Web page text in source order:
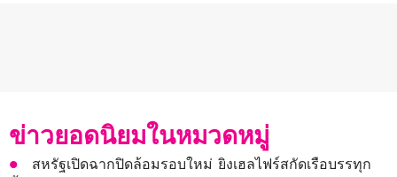
ข่าวยอดนิยมในหมวดหมู่
สหรัฐเปิดฉากปิดล้อมรอบใหม่ ยิงเฮลไฟร์สกัดเรือบรรทุก